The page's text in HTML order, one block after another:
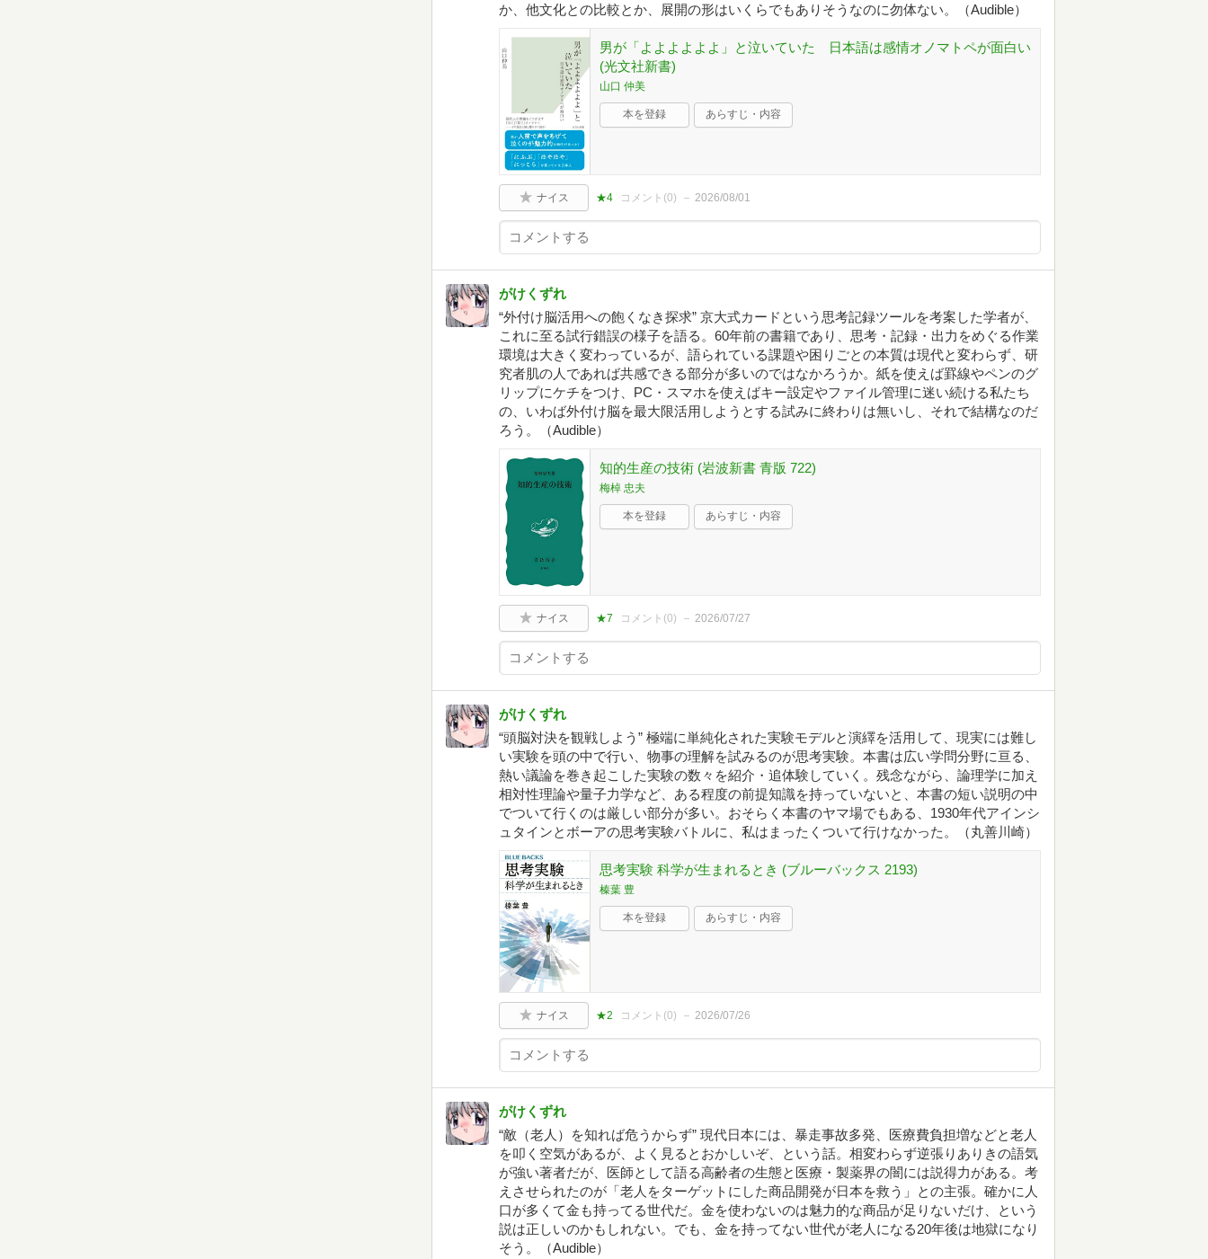
か、他文化との比較とか、展開の形はいくらでもありそうなのに勿体ない。（Audible）
男が「よよよよよよ」と泣いていた 日本語は感情オノマトペが面白い
(光文社新書)
山口 仲美
本を登録 あらすじ・内容
ナイス ★4 コメント(0) 2026/08/01
がけくずれ
“外付け脳活用への飽くなき探求” 京大式カードという思考記録ツールを考案した学者が、
これに至る試行錯誤の様子を語る。60年前の書籍であり、思考・記録・出力をめぐる作業
環境は大きく変わっているが、語られている課題や困りごとの本質は現代と変わらず、研
究者肌の人であれば共感できる部分が多いのではなかろうか。紙を使えば罫線やペンのグ
リップにケチをつけ、PC・スマホを使えばキー設定やファイル管理に迷い続ける私たち
の、いわば外付け脳を最大限活用しようとする試みに終わりは無いし、それで結構なのだ
ろう。（Audible）
知的生産の技術 (岩波新書 青版 722)
梅棹 忠夫
本を登録 あらすじ・内容
ナイス ★7 コメント(0) 2026/07/27
がけくずれ
“頭脳対決を観戦しよう” 極端に単純化された実験モデルと演繹を活用して、現実には難し
い実験を頭の中で行い、物事の理解を試みるのが思考実験。本書は広い学問分野に亘る、
熱い議論を巻き起こした実験の数々を紹介・追体験していく。残念ながら、論理学に加え
相対性理論や量子力学など、ある程度の前提知識を持っていないと、本書の短い説明の中
でついて行くのは厳しい部分が多い。おそらく本書のヤマ場でもある、1930年代アインシ
ュタインとボーアの思考実験バトルに、私はまったくついて行けなかった。（丸善川崎）
思考実験 科学が生まれるとき (ブルーバックス 2193)
榛葉 豊
本を登録 あらすじ・内容
ナイス ★2 コメント(0) 2026/07/26
がけくずれ
“敵（老人）を知れば危うからず” 現代日本には、暴走事故多発、医療費負担増などと老人
を叩く空気があるが、よく見るとおかしいぞ、という話。相変わらず逆張りありきの語気
が強い著者だが、医師として語る高齢者の生態と医療・製薬界の闇には説得力がある。考
えさせられたのが「老人をターゲットにした商品開発が日本を救う」との主張。確かに人
口が多くて金も持ってる世代だ。金を使わないのは魅力的な商品が足りないだけ、という
説は正しいのかもしれない。でも、金を持ってない世代が老人になる20年後は地獄になり
そう。（Audible）